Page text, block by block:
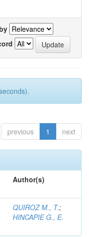
previous 1 next
Author(s)
QUIROZ M., T.;
HINCAPIE G., E.